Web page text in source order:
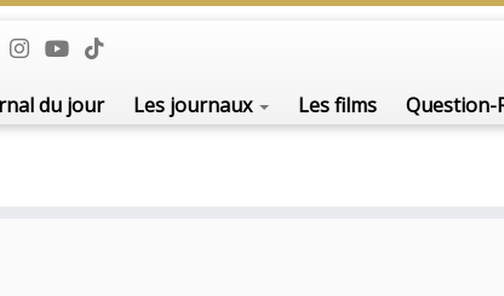
du jour Les journaux Les films Question-